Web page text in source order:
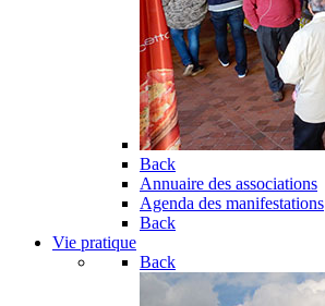
Back
Annuaire des associations
Agenda des manifestations
Back
Vie pratique
Back